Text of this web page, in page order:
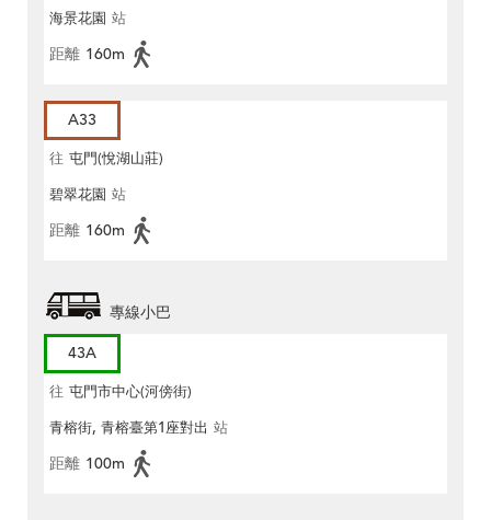
海景花園 站
距離 160m
A33
往 屯門(悅湖山莊)
碧翠花園 站
距離 160m
專線小巴
43A
往 屯門市中心(河傍街)
青榕街, 青榕臺第1座對出 站
距離 100m